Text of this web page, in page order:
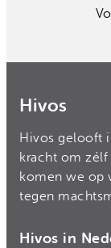
Hivos
Hivos gelooft
kracht om zélf
komen we op
tegen
Hivos in